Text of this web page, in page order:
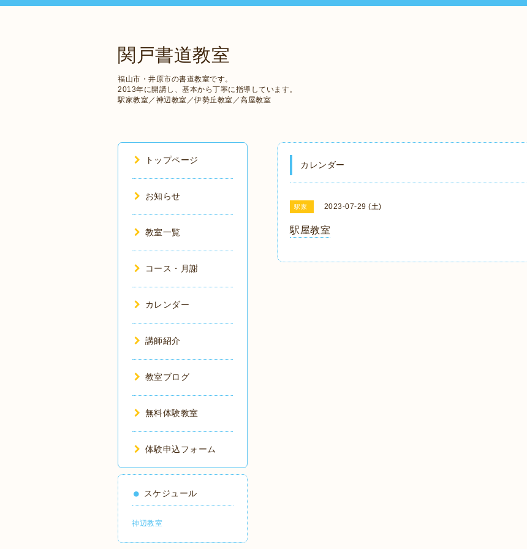
関戸書道教室
福山市・井原市の書道教室です。
2013年に開講し、基本から丁寧に指導しています。
駅家教室／神辺教室／伊勢丘教室／高屋教室
カレンダー
駅家 2023-07-29 (土)
駅屋教室
トップページ
お知らせ
教室一覧
コース・月謝
カレンダー
講師紹介
教室ブログ
無料体験教室
体験申込フォーム
スケジュール
神辺教室